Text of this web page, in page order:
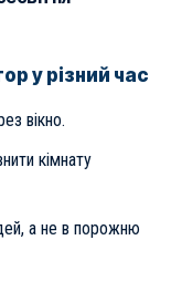
у різний час
вікно.
кімнату
а не в порожню